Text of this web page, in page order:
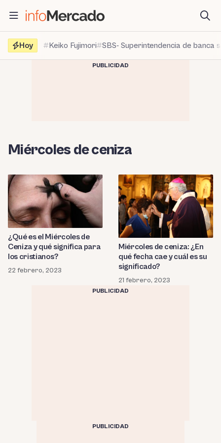
contenido
Hoy
Keiko Fujimori SBS- Superintendencia de banca
PUBLICIDAD
Miércoles de ceniza
¿Qué es el Miércoles de
Ceniza y qué significa para
los cristianos?
22 febrero, 2023
Miércoles de ceniza: ¿En
qué fecha cae y cuál es su
significado?
21 febrero, 2023
PUBLICIDAD
PUBLICIDAD